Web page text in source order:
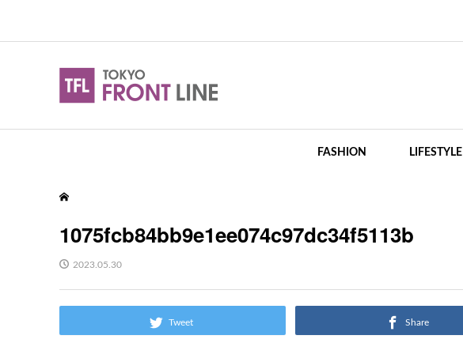
FASHION LIFESTYLE
1075fcb84bb9e1ee074c97dc34f5113b
2023.05.30
Tweet Share